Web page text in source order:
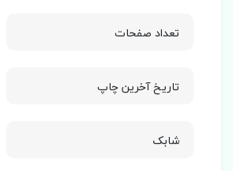
تعداد صفحات
تاریخ آخرین چاپ
شابک